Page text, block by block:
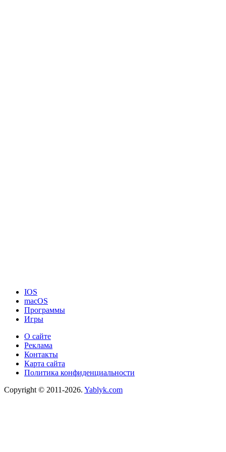
IOS
macOS
Программы
Игры
О сайте
Реклама
Контакты
Карта сайта
Политика конфиденциальности
Copyright © 2011-2026. Yablyk.сom